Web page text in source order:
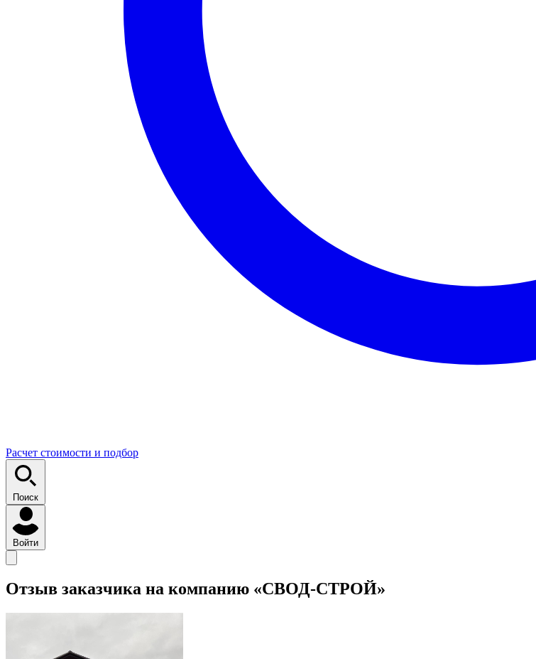
Расчет стоимости и подбор
Поиск
Войти
Отзыв заказчика на компанию «СВОД-СТРОЙ»